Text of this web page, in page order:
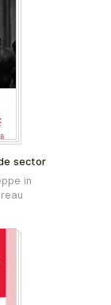
sector
in